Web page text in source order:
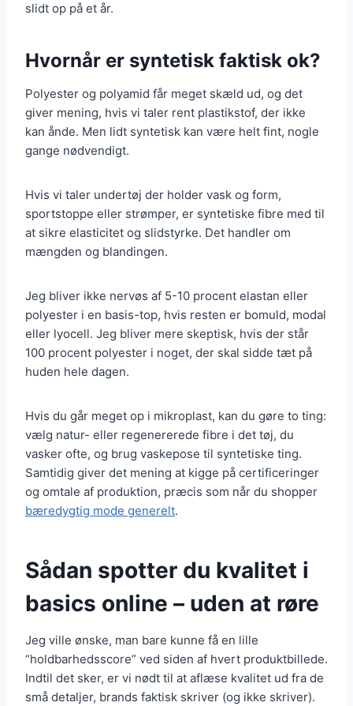
slidt op på et år.
Hvornår er syntetisk faktisk ok?
Polyester og polyamid får meget skæld ud, og det
giver mening, hvis vi taler rent plastikstof, der ikke
kan ånde. Men lidt syntetisk kan være helt fint, nogle
gange nødvendigt.
Hvis vi taler undertøj der holder vask og form,
sportstoppe eller strømper, er syntetiske fibre med til
at sikre elasticitet og slidstyrke. Det handler om
mængden og blandingen.
Jeg bliver ikke nervøs af 5-10 procent elastan eller
polyester i en basis-top, hvis resten er bomuld, modal
eller lyocell. Jeg bliver mere skeptisk, hvis der står
100 procent polyester i noget, der skal sidde tæt på
huden hele dagen.
Hvis du går meget op i mikroplast, kan du gøre to ting:
vælg natur- eller regenererede fibre i det tøj, du
vasker ofte, og brug vaskepose til syntetiske ting.
Samtidig giver det mening at kigge på certificeringer
og omtale af produktion, præcis som når du shopper
bæredygtig mode generelt.
Sådan spotter du kvalitet i
basics online – uden at røre
Jeg ville ønske, man bare kunne få en lille
“holdbarhedsscore” ved siden af hvert produktbillede.
Indtil det sker, er vi nødt til at aflæse kvalitet ud fra de
små detaljer, brands faktisk skriver (og ikke skriver).